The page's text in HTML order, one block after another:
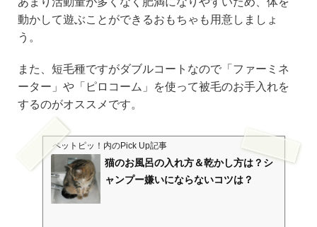
動かして遊ぶことができるおもちゃも用意しましょ
う。
また、短毛種ですがダブルコートなので「ファーミネ
ーター」や「ピロコーム」を使って被毛のお手入れを
するのがオススメです。
ペットピッ！ 内のPick Up記事
猫のお風呂の入れ方＆乾かし方は？シ
ャンプー嫌いにならないコツは？